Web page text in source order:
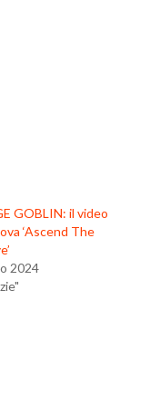
GOBLIN: il video
‘Ascend The
2024